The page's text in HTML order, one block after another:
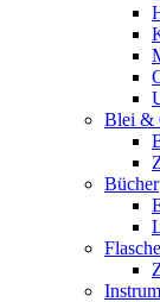
Blei &
Bücher